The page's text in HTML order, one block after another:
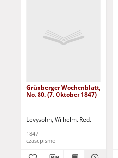
Grünberger Wochenblatt,
No. 80. (7. Oktober 1847)
Levysohn, Wilhelm. Red.
1847
czasopismo